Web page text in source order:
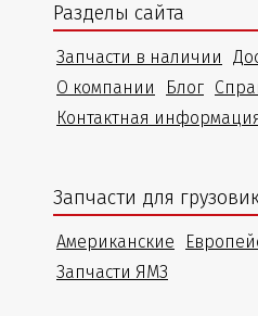
Разделы сайта
Запчасти в наличии
О компании
Блог
Контактная
Запчасти для
Американские
Запчасти ЯМЗ